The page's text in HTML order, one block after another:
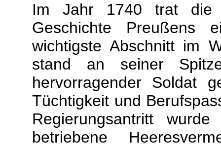
Im Jahr 1740 trat die
Geschichte
wichtigste Abschnitt im
stand an seiner
hervorragender Soldat
Tüchtigkeit und
Regierungsantritt
betriebene